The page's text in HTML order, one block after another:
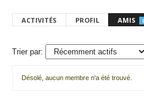
ACTIVITÉS PROFIL AMIS
Trier par:
Désolé, aucun membre n'a été trouvé.